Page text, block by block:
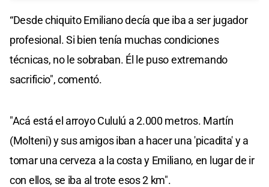
“Desde chiquito Emiliano decía que iba a ser jugador
profesional. Si bien tenía muchas condiciones
técnicas, no le sobraban. Él le puso extremando
sacrificio", comentó.
"Acá está el arroyo Cululú a 2.000 metros. Martín
(Molteni) y sus amigos iban a hacer una 'picadita' y a
tomar una cerveza a la costa y Emiliano, en lugar de ir
con ellos, se iba al trote esos 2 km".